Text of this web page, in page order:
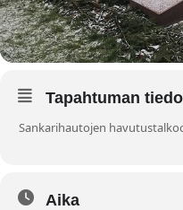
Tapahtuman
Sankarihautojen
Aika